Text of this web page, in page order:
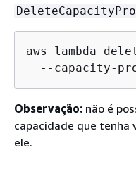
aws lambda
--capacity-
Observação: não é
capacidade que tenha
ele.